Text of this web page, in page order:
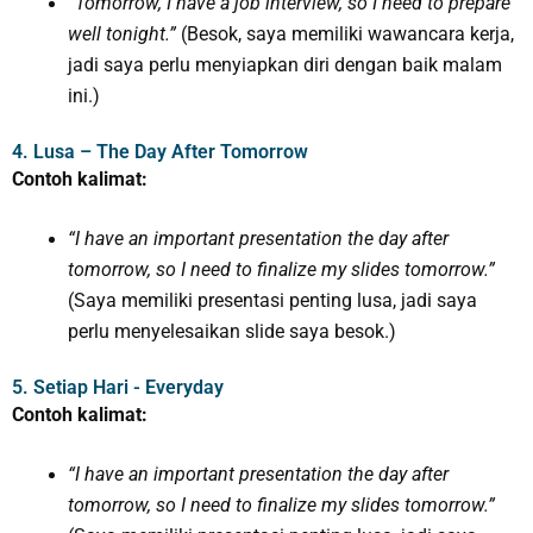
well tonight.”(Besok, saya memiliki wawancara kerja,
jadi saya perlu menyiapkan diri dengan baik malam
ini.)
4. Lusa – The Day After Tomorrow
Contoh kalimat:
“I have an important presentation the day after
tomorrow, so I need to finalize my slides tomorrow.”
(Saya memiliki presentasi penting lusa, jadi saya
perlu menyelesaikan slide saya besok.)
5. Setiap Hari - Everyday
Contoh kalimat:
“I have an important presentation the day after
tomorrow, so I need to finalize my slides tomorrow.”